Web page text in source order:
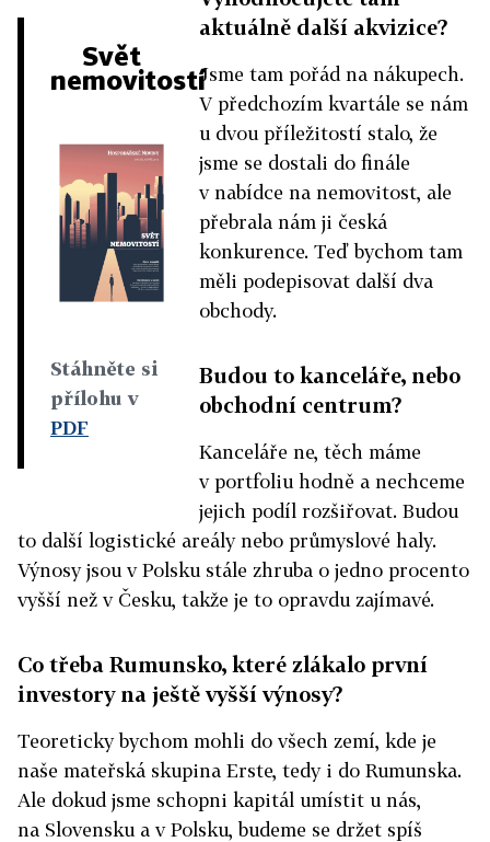
Svět
nemovitostí
Stáhněte si
přílohu v
PDF
aktuálně další akvizice?
Jsme tam pořád na nákupech.
V předchozím kvartále se nám
u dvou příležitostí stalo, že
jsme se dostali do finále
v nabídce na nemovitost, ale
přebrala nám ji česká
konkurence. Teď bychom tam
měli podepisovat další dva
obchody.
Budou to kanceláře, nebo
obchodní centrum?
Kanceláře ne, těch máme
v portfoliu hodně a nechceme
jejich podíl rozšiřovat. Budou
to další logistické areály nebo průmyslové haly.
Výnosy jsou v Polsku stále zhruba o jedno procento
vyšší než v Česku, takže je to opravdu zajímavé.
Co třeba Rumunsko, které zlákalo první
investory na ještě vyšší výnosy?
Teoreticky bychom mohli do všech zemí, kde je
naše mateřská skupina Erste, tedy i do Rumunska.
Ale dokud jsme schopni kapitál umístit u nás,
na Slovensku a v Polsku, budeme se držet spíš